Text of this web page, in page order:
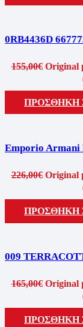
0RB4436D
155,00€ Original
ΠΡΟΣΘΗΚΗ
Emporio Armani
226,00€ Original
ΠΡΟΣΘΗΚΗ
009
165,00€ Original
ΠΡΟΣΘΗΚΗ